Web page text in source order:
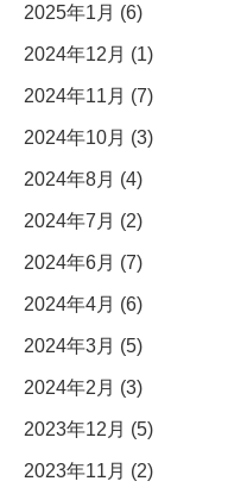
2025年1月 (6)
2024年12月 (1)
2024年11月 (7)
2024年10月 (3)
2024年8月 (4)
2024年7月 (2)
2024年6月 (7)
2024年4月 (6)
2024年3月 (5)
2024年2月 (3)
2023年12月 (5)
2023年11月 (2)